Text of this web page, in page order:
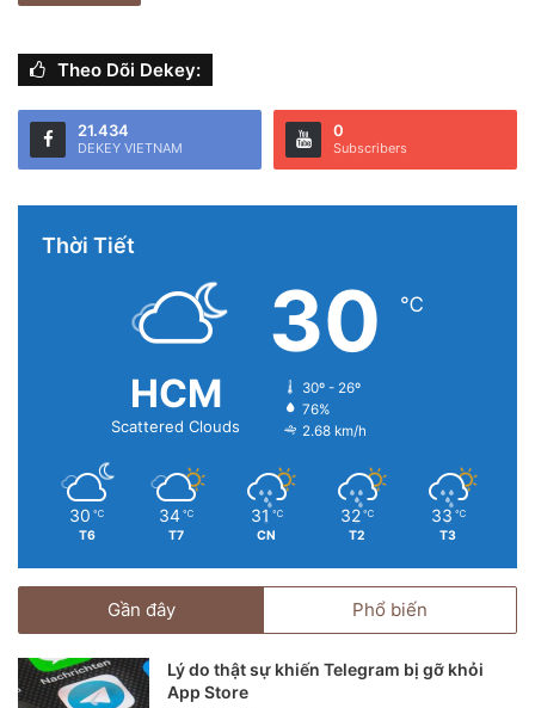
Theo Dõi Dekey:
21.434
DEKEY VIETNAM
0
Subscribers
Thời Tiết
HCM
Scattered Clouds
30 ℃
30º - 26º
76%
2.68 km/h
30 ℃
T6
34 ℃
T7
31 ℃
CN
32 ℃
T2
33 ℃
T3
Gần đây Phổ biến
Lý do thật sự khiến Telegram bị gỡ khỏi
App Store